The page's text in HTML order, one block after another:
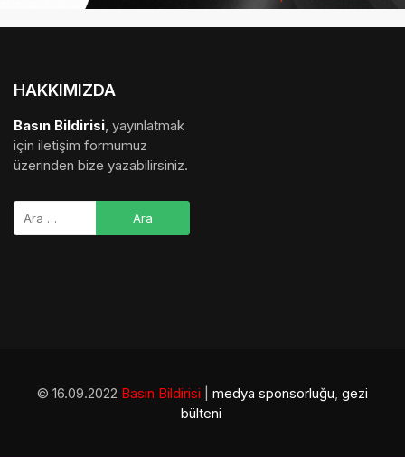
HAKKIMIZDA
Basın Bildirisi, yayınlatmak
için iletişim formumuz
üzerinden bize yazabilirsiniz.
© 16.09.2022 Basın Bildirisi medya sponsorluğu, gezi
bülteni